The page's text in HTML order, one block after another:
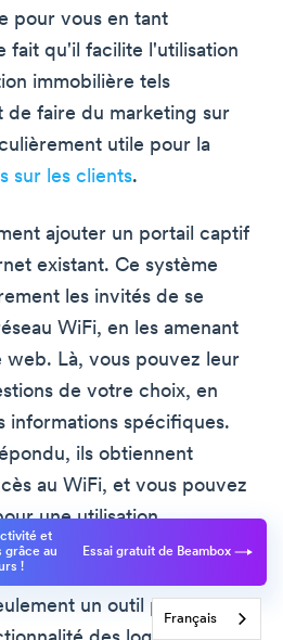
pour vous en tant
fait qu'il facilite l'utilisation
immobilière tels
faire du marketing sur
utile pour la
sur les clients.
ajouter un portail captif
existant. Ce système
les invités de se
WiFi, en les amenant
web. Là, vous pouvez leur
de votre choix, en
informations spécifiques.
ils obtiennent
au WiFi, et vous pouvez
une utilisation
un outil permettant
et
grâce au
!
Essai gratuit de Beambox
Français